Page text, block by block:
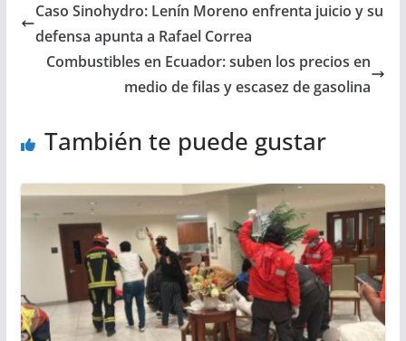
Caso Sinohydro: Lenín Moreno enfrenta juicio y su
defensa apunta a Rafael Correa
Combustibles en Ecuador: suben los precios en
medio de filas y escasez de gasolina
También te puede gustar